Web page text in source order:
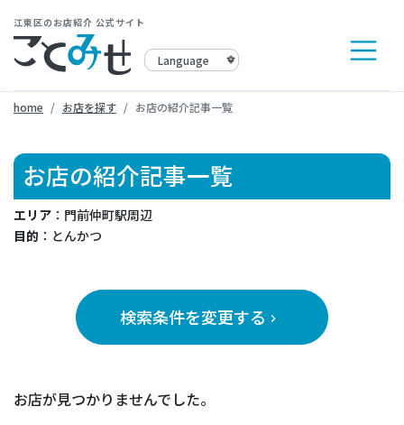
江東区のお店紹介 公式サイト
home お店を探す お店の紹介記事一覧
お店の紹介記事一覧
エリア ：門前仲町駅周辺
目的 ：とんかつ
検索条件を変更する keyboard_arrow_right
お店が見つかりませんでした。